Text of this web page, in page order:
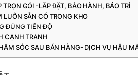
TRỌN GÓI -LẮP ĐẶT, BẢO HÀNH, BẢO TRÌ
LUÔN SẴN CÓ TRONG KHO
ĐÚNG TIẾN ĐỘ
CẠNH TRANH
SÓC SAU BÁN HÀNG- DỊCH VỤ HẬU